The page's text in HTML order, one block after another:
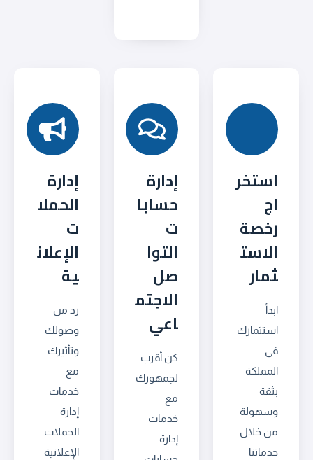
استخر
اج
رخصة
الاست
ثمار
ابدأ
استثمارك
في
المملكة
بثقة
وسهولة
من خلال
خدماتنا
إدارة
حسابا
ت
التوا
صل
الاجتم
اعي
كن أقرب
لجمهورك
مع
خدمات
إدارة
إدارة
الحملا
ت
الإعلان
ية
زد من
وصولك
وتأثيرك
مع
خدمات
إدارة
الحملات
الإعلانية